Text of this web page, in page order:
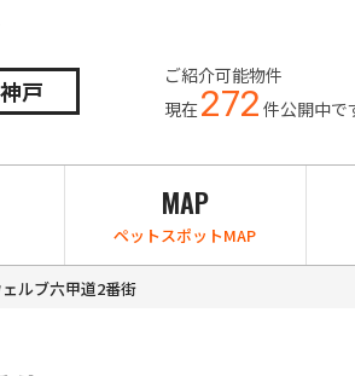
神戸
ご紹介可能物件
現在272 件公開中で
MAP
ペットスポットMAP
ルブ六甲道2番街